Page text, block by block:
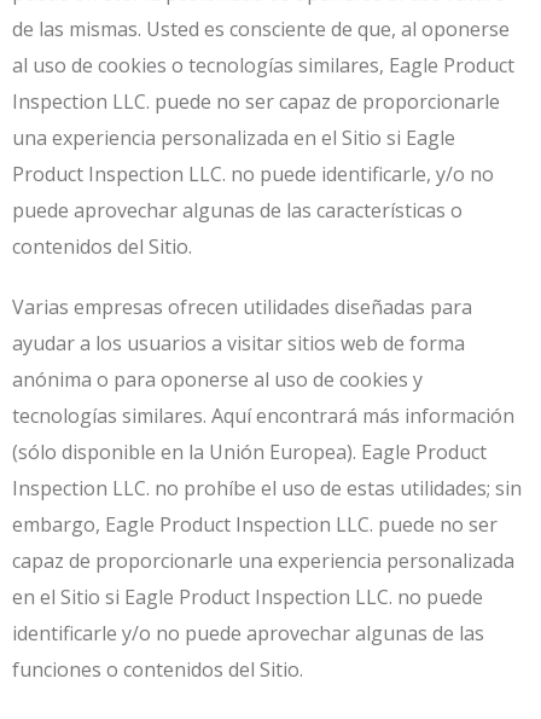
de las mismas. Usted es consciente de que, al oponerse
al uso de cookies o tecnologías similares, Eagle Product
Inspection LLC. puede no ser capaz de proporcionarle
una experiencia personalizada en el Sitio si Eagle
Product Inspection LLC. no puede identificarle, y/o no
puede aprovechar algunas de las características o
contenidos del Sitio.
Varias empresas ofrecen utilidades diseñadas para
ayudar a los usuarios a visitar sitios web de forma
anónima o para oponerse al uso de cookies y
tecnologías similares. Aquí encontrará más información
(sólo disponible en la Unión Europea). Eagle Product
Inspection LLC. no prohíbe el uso de estas utilidades; sin
embargo, Eagle Product Inspection LLC. puede no ser
capaz de proporcionarle una experiencia personalizada
en el Sitio si Eagle Product Inspection LLC. no puede
identificarle y/o no puede aprovechar algunas de las
funciones o contenidos del Sitio.